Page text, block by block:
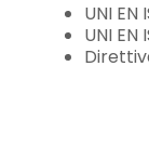
UNI EN
UNI EN